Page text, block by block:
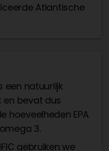
Atlantische
een natuurlijk
en bevat dus
hoeveelheden EPA
3.
gebruiken we